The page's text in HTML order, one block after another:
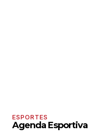
ESPORTES
Agenda Esportiva